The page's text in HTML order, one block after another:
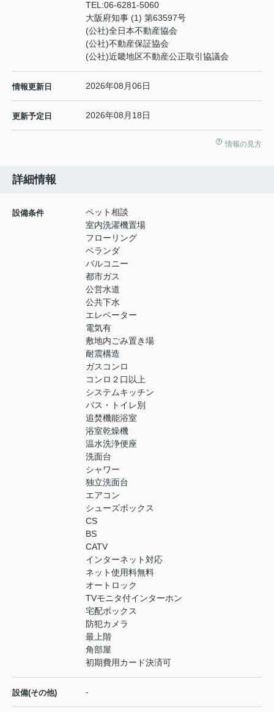
TEL:06-6281-5060
大阪府知事 (1) 第63597号
(公社)全日本不動産協会
(公社)不動産保証協会
(公社)近畿地区不動産公正取引協議会
情報更新日 2026年08月06日
更新予定日 2026年08月18日
情報の見方
詳細情報
設備条件
ペット相談
室内洗濯機置場
フローリング
ベランダ
バルコニー
都市ガス
公営水道
公共下水
エレベーター
電気有
敷地内ごみ置き場
耐震構造
ガスコンロ
コンロ２口以上
システムキッチン
バス・トイレ別
追焚機能浴室
浴室乾燥機
温水洗浄便座
洗面台
シャワー
独立洗面台
エアコン
シューズボックス
CS
BS
CATV
インターネット対応
ネット使用料無料
オートロック
TVモニタ付インターホン
宅配ボックス
防犯カメラ
最上階
角部屋
初期費用カード決済可
設備(その他) -